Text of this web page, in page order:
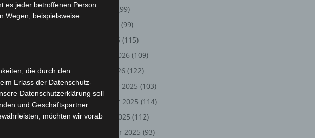
in
die
der
Mai 2026
(99)
(99)
März 2026 (115)
Februar 2026 (109)
Januar 2026 (122)
Dezember 2025 (103)
November 2025 (114)
Oktober 2025 (112)
September 2025 (93)
es jeder betroffenen Person
Wegen, beispielsweise
die durch den
Erlass der Datenschutz-
Datenschutzerklärung soll
und Geschäftspartner
möchten wir vorab